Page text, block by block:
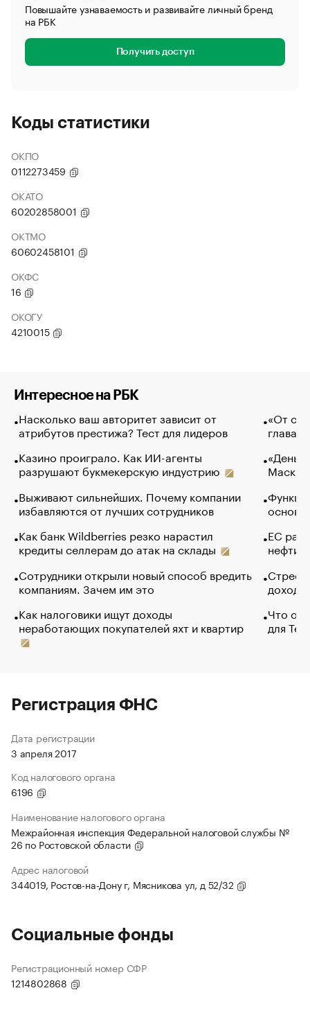
Повышайте узнаваемость и развивайте личный бренд
на РБК
Получить доступ
Коды статистики
ОКПО
0112273459
ОКАТО
60202858001
ОКТМО
60602458101
ОКФС
16
ОКОГУ
4210015
Интересное на РБК
Насколько ваш авторитет зависит от
атрибутов престижа? Тест для лидеров
Казино проиграло. Как ИИ-агенты
разрушают букмекерскую индустрию
Выживают сильнейших. Почему компании
избавляются от лучших сотрудников
Как банк Wildberries резко нарастил
кредиты селлерам до атак на склады
Сотрудники открыли новый способ вредить
компаниям. Зачем им это
Как налоговики ищут доходы
неработающих покупателей яхт и квартир
«От
глава
Маск в
основ
ЕС
нефти
Что
для
Регистрация ФНС
Дата регистрации
3 апреля 2017
Код налогового органа
6196
Наименование налогового органа
Межрайонная инспекция Федеральной налоговой службы №
26 по Ростовской области
Адрес налоговой
344019, Ростов-на-Дону г, Мясникова ул, д 52/32
Социальные фонды
Регистрационный номер СФР
1214802868